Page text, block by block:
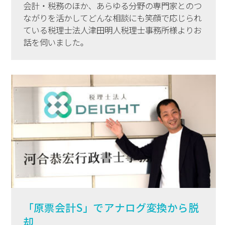
会計・税務のほか、あらゆる分野の専門家とのつ
ながりを活かしてどんな相談にも笑顔で応じられ
ている税理士法人津田明人税理士事務所様よりお
話を伺いました。
「原票会計S」でアナログ変換から脱
却